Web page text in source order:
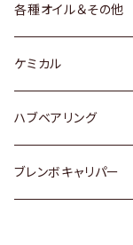
三菱
スバル
マツダ
マツダ
スバル
ホンダ
スズキ
日産
ダイハツ
各種オイル＆その他
ディーデル洗浄添加剤
ケミカル
ハブベアリング
トヨタ
ブレンボキャリパー